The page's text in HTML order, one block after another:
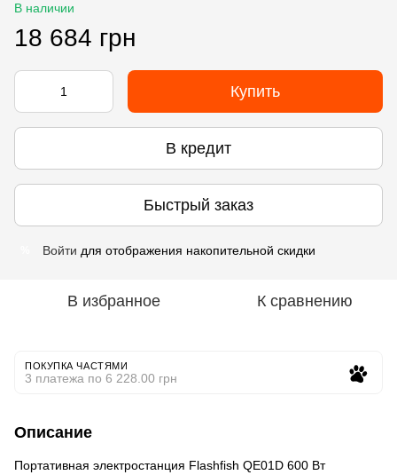
В наличии
18 684 грн
Купить
В кредит
Быстрый заказ
Войти для отображения накопительной скидки
В избранное К сравнению
ПОКУПКА ЧАСТЯМИ
3 платежа по 6 228.00 грн
Описание
Портативная электростанция Flashfish QE01D 600 Вт